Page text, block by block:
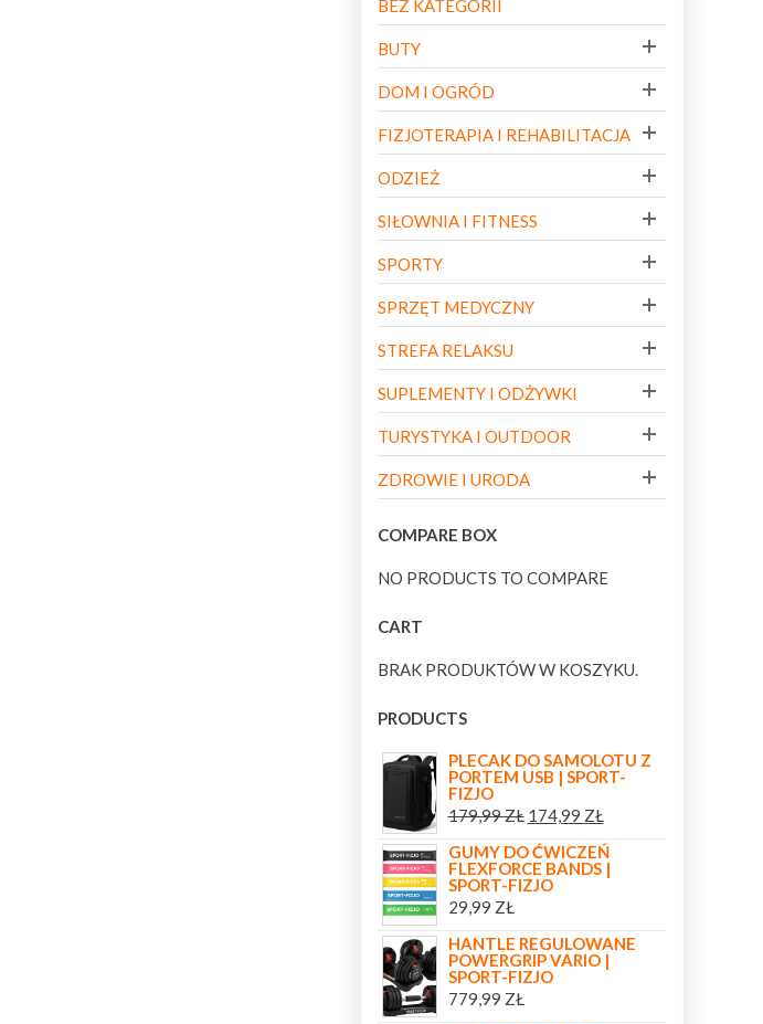
BEZ KATEGORII
BUTY
DOM I OGRÓD
FIZJOTERAPIA I REHABILITACJA
ODZIEŻ
SIŁOWNIA I FITNESS
SPORTY
SPRZĘT MEDYCZNY
STREFA RELAKSU
SUPLEMENTY I ODŻYWKI
TURYSTYKA I OUTDOOR
ZDROWIE I URODA
COMPARE BOX
NO PRODUCTS TO COMPARE
CART
BRAK PRODUKTÓW W KOSZYKU.
PRODUCTS
PLECAK DO SAMOLOTU Z
PORTEM USB | SPORT-
FIZJO
179,99ZŁ 174,99 ZŁ
GUMY DO ĆWICZEŃ
FLEXFORCE BANDS |
SPORT-FIZJO
29,99 ZŁ
HANTLE REGULOWANE
POWERGRIP VARIO |
SPORT-FIZJO
779,99 ZŁ